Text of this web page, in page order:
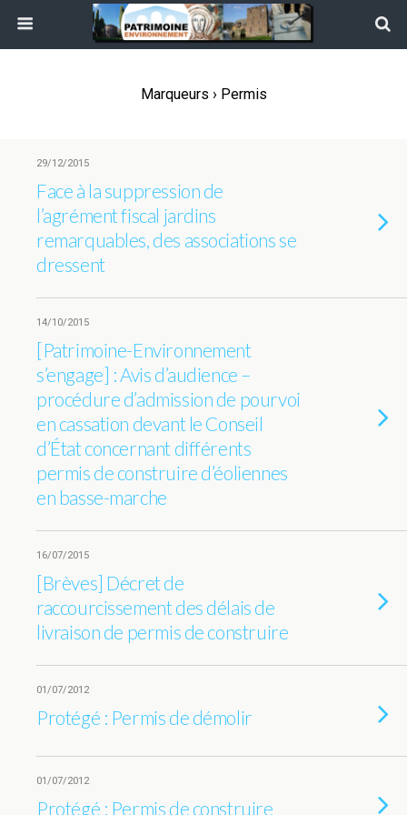
Marqueurs › Permis
29/12/2015
Face à la suppression de
l’agrément fiscal jardins
remarquables, des associations se
dressent
14/10/2015
[Patrimoine-Environnement
s’engage] : Avis d’audience –
procédure d’admission de pourvoi
en cassation devant le Conseil
d’État concernant différents
permis de construire d’éoliennes
en basse-marche
16/07/2015
[Brèves] Décret de
raccourcissement des délais de
livraison de permis de construire
01/07/2012
Protégé : Permis de démolir
01/07/2012
Protégé : Permis de construire